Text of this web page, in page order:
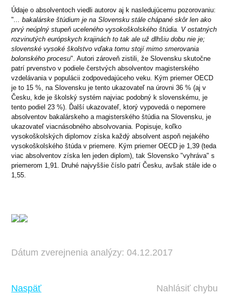
Údaje o absolventoch viedli autorov aj k nasledujúcemu pozorovaniu:
" ... bakalárske štúdium je na Slovensku stále chápané skôr len ako
prvý neúplný stupeň uceleného vysokoškolského štúdia. V ostatných
rozvinutých európskych krajinách to tak ale už dlhšiu dobu nie je;
slovenské vysoké školstvo vďaka tomu stojí mimo smerovania
bolonského procesu". Autori zároveň zistili, že Slovensku skutočne
patrí prvenstvo v podiele čerstvých absolventov magisterského
vzdelávania v populácii zodpovedajúceho veku. Kým priemer OECD
je to 15 %, na Slovensku je tento ukazovateľ na úrovni 36 % (aj v
Česku, kde je školský systém najviac podobný k slovenskému, je
tento podiel 23 %). Ďalší ukazovateľ, ktorý vypovedá o nepomere
absolventov bakalárskeho a magisterského štúdia na Slovensku, je
ukazovateľ viacnásobného absolvovania. Popisuje, koľko
vysokoškolských diplomov získa každý absolvent aspoň nejakého
vysokoškolského štúda v priemere. Kým priemer OECD je 1,39 (teda
viac absolventov získa len jeden diplom), tak Slovensko "vyhráva" s
priemerom 1,91. Druhé najvyššie číslo patrí Česku, avšak stále ide o
1,55.
Dátum zverejnenia analýzy: 04.12.2017
Naspäť Nahlásiť chybu